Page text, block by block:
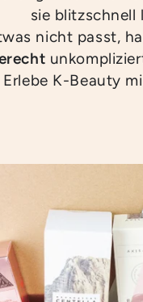
sie blitzschnell
nicht passt,
Erlebe K-Beauty